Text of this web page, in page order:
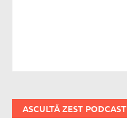
ASCULTĂ ZEST PODCAST